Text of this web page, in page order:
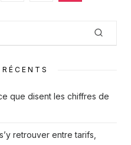
que disent les chiffres de
retrouver entre tarifs,